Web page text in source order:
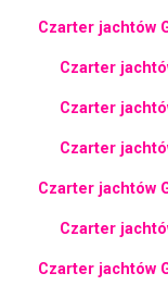
Czarter jachtów
Czarter
Czarter
Czarter
Czarter jachtów
Czarter
Czarter jachtów